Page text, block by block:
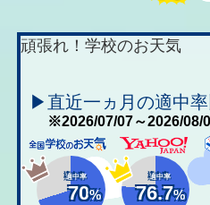
頑張れ！学校のお天気
▶直近一ヵ月の適中
※2026/07/07～2026/08/
適中率
70%
適中率
76.7%